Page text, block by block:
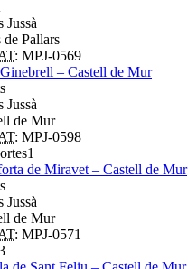
Jussà
de Pallars
: MPJ-0569
– Castell de Mur
Jussà
de Mur
: MPJ-0598
1
de Miravet – Castell de Mur
Jussà
de Mur
: MPJ-0571